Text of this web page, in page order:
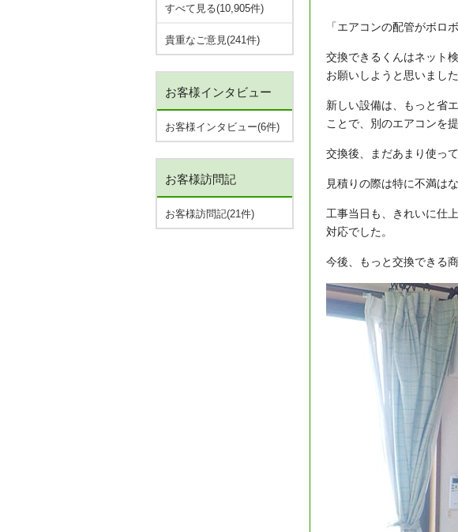
すべて見る(10,905件)
貴重なご意見(241件)
お客様インタビュー
お客様インタビュー(6件)
お客様訪問記
お客様訪問記(21件)
「エアコンの配管がボロ
交換できるくんはネット
お願いしようと思いました
新しい設備は、もっと省
ことで、別のエアコンを
交換後、まだあまり使っ
見積りの際は特に不満は
工事当日も、きれいに仕
対応でした。
今後、もっと交換できる